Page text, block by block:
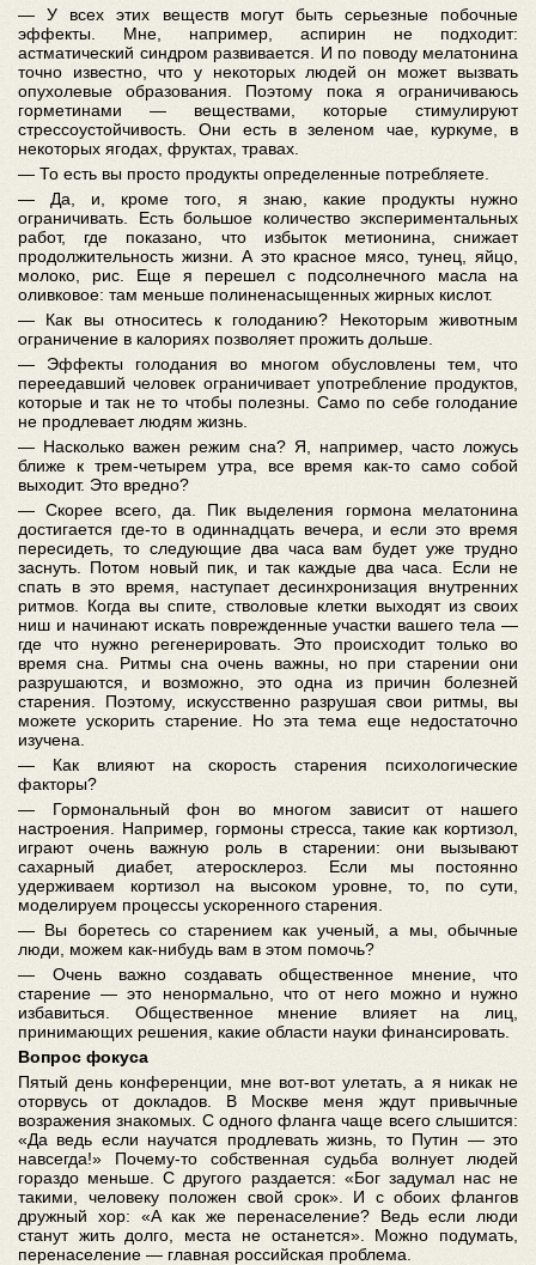
— У всех этих веществ могут быть серьезные побочные
эффекты. Мне, например, аспирин не подходит:
астматический синдром развивается. И по поводу мелатонина
точно известно, что у некоторых людей он может вызвать
опухолевые образования. Поэтому пока я ограничиваюсь
горметинами — веществами, которые стимулируют
стрессоустойчивость. Они есть в зеленом чае, куркуме, в
некоторых ягодах, фруктах, травах.
— То есть вы просто продукты определенные потребляете.
— Да, и, кроме того, я знаю, какие продукты нужно
ограничивать. Есть большое количество экспериментальных
работ, где показано, что избыток метионина, снижает
продолжительность жизни. А это красное мясо, тунец, яйцо,
молоко, рис. Еще я перешел с подсолнечного масла на
оливковое: там меньше полиненасыщенных жирных кислот.
— Как вы относитесь к голоданию? Некоторым животным
ограничение в калориях позволяет прожить дольше.
— Эффекты голодания во многом обусловлены тем, что
переедавший человек ограничивает употребление продуктов,
которые и так не то чтобы полезны. Само по себе голодание
не продлевает людям жизнь.
— Насколько важен режим сна? Я, например, часто ложусь
ближе к трем-четырем утра, все время как-то само собой
выходит. Это вредно?
— Скорее всего, да. Пик выделения гормона мелатонина
достигается где-то в одиннадцать вечера, и если это время
пересидеть, то следующие два часа вам будет уже трудно
заснуть. Потом новый пик, и так каждые два часа. Если не
спать в это время, наступает десинхронизация внутренних
ритмов. Когда вы спите, стволовые клетки выходят из своих
ниш и начинают искать поврежденные участки вашего тела —
где что нужно регенерировать. Это происходит только во
время сна. Ритмы сна очень важны, но при старении они
разрушаются, и возможно, это одна из причин болезней
старения. Поэтому, искусственно разрушая свои ритмы, вы
можете ускорить старение. Но эта тема еще недостаточно
изучена.
— Как влияют на скорость старения психологические
факторы?
— Гормональный фон во многом зависит от нашего
настроения. Например, гормоны стресса, такие как кортизол,
играют очень важную роль в старении: они вызывают
сахарный диабет, атеросклероз. Если мы постоянно
удерживаем кортизол на высоком уровне, то, по сути,
моделируем процессы ускоренного старения.
— Вы боретесь со старением как ученый, а мы, обычные
люди, можем как-нибудь вам в этом помочь?
— Очень важно создавать общественное мнение, что
старение — это ненормально, что от него можно и нужно
избавиться. Общественное мнение влияет на лиц,
принимающих решения, какие области науки финансировать.
Вопрос фокуса
Пятый день конференции, мне вот-вот улетать, а я никак не
оторвусь от докладов. В Москве меня ждут привычные
возражения знакомых. С одного фланга чаще всего слышится:
«Да ведь если научатся продлевать жизнь, то Путин — это
навсегда!» Почему-то собственная судьба волнует людей
гораздо меньше. С другого раздается: «Бог задумал нас не
такими, человеку положен свой срок». И с обоих флангов
дружный хор: «А как же перенаселение? Ведь если люди
станут жить долго, места не останется». Можно подумать,
перенаселение — главная российская проблема.